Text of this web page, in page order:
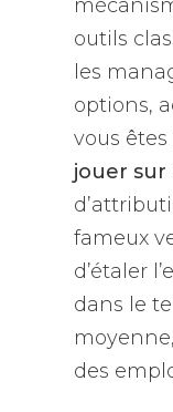
outils
les
options,
vous êtes
jouer sur
fameux
d’étaler
dans le
des